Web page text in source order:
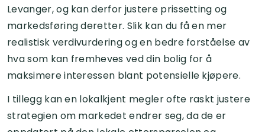
Levanger, og kan derfor justere prissetting og
markedsføring deretter. Slik kan du få en mer
realistisk verdivurdering og en bedre forståelse av
hva som kan fremheves ved din bolig for å
maksimere interessen blant potensielle kjøpere.
I tillegg kan en lokalkjent megler ofte raskt justere
strategien om markedet endrer seg, da de er